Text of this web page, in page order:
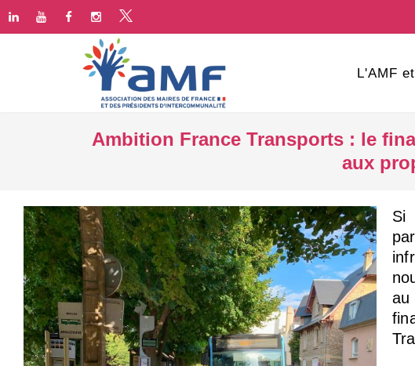
L'AMF
Ambition France Transports : le
aux
Si
au